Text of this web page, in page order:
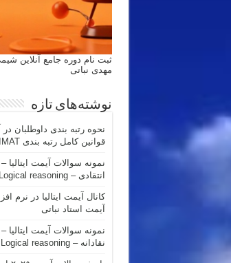
مهدی نباتی
نوشته‌های تازه
نحوه رتبه بندی داوطلبان در
قوانین کامل رتبه بندی IMAT – رنک بندی
نمونه سوالات آیمت
انتقادی – Logical reasoning – پارت ۸
کانال آیمت ایتالیا در نرم
آیمت استاد نباتی
نمونه سوالات آیمت
نقادانه – Logical reasoning – پارت ۷